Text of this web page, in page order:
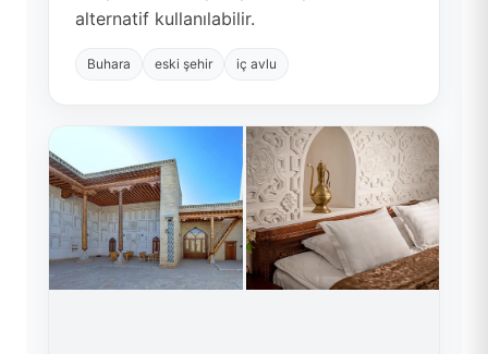
alternatif kullanılabilir.
Buhara eski şehir iç avlu